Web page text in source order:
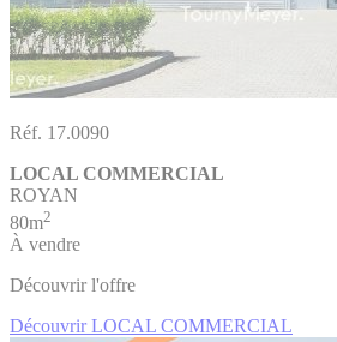
Réf. 17.0090
LOCAL COMMERCIAL
ROYAN
80m2
À vendre
Découvrir l'offre
Découvrir LOCAL COMMERCIAL